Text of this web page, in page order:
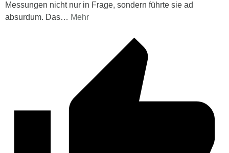
Messungen nicht nur in Frage, sondern führte sie ad
absurdum. Das… Mehr